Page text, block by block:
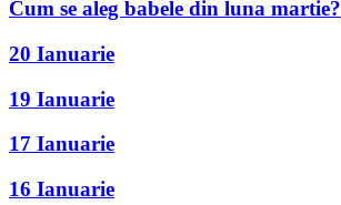
Cum se aleg babele din luna martie?
20 Ianuarie
19 Ianuarie
17 Ianuarie
16 Ianuarie